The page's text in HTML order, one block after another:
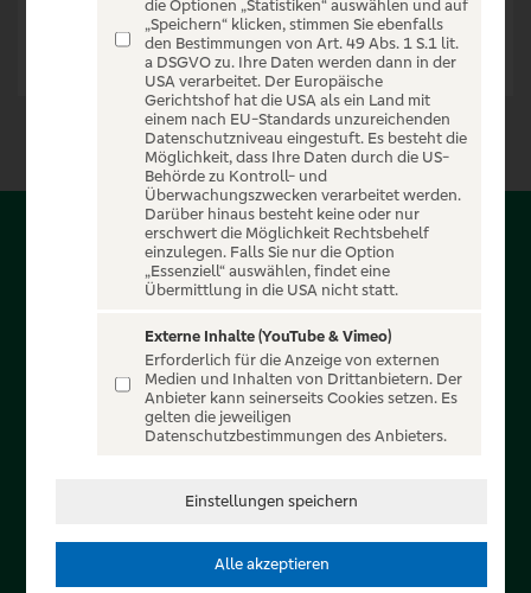
Über PSD-Entertain
Service für alle Kunden der PSD Banken. Auf unserem
einzigartigen Portal finden Sie Tickets für atemberaubende
Konzerte, Musicals und Shows, die Fußball-Bundesliga sowie
die Champions League und die Europa League.
In Zusammenarbeit mit
die Optionen „Statistiken“ auswählen und auf
„Speichern“ klicken, stimmen Sie ebenfalls
den Bestimmungen von Art. 49 Abs. 1 S.1 lit.
a DSGVO zu. Ihre Daten werden dann in der
USA verarbeitet. Der Europäische
Gerichtshof hat die USA als ein Land mit
einem nach EU-Standards unzureichenden
Datenschutzniveau eingestuft. Es besteht die
Möglichkeit, dass Ihre Daten durch die US-
Behörde zu Kontroll- und
Überwachungszwecken verarbeitet werden.
Darüber hinaus besteht keine oder nur
erschwert die Möglichkeit Rechtsbehelf
einzulegen. Falls Sie nur die Option
„Essenziell“ auswählen, findet eine
Übermittlung in die USA nicht statt.
Externe Inhalte (YouTube & Vimeo)
Erforderlich für die Anzeige von externen
Medien und Inhalten von Drittanbietern. Der
Anbieter kann seinerseits Cookies setzen. Es
gelten die jeweiligen
Datenschutzbestimmungen des Anbieters.
Einstellungen speichern
Alle akzeptieren